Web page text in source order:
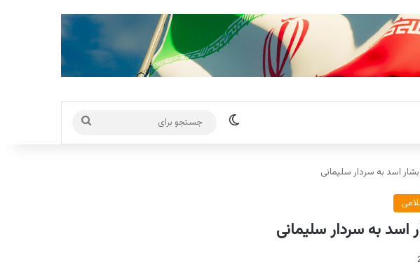
تغییر پوسته
برای
بشار اسد به سردار سلیمانی
اسد به سردار سلیمانی